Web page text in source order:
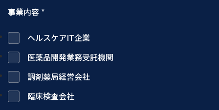
事業内容 *
ヘルスケアIT企業
医薬品開発業務受託機関
調剤薬局経営会社
臨床検査会社